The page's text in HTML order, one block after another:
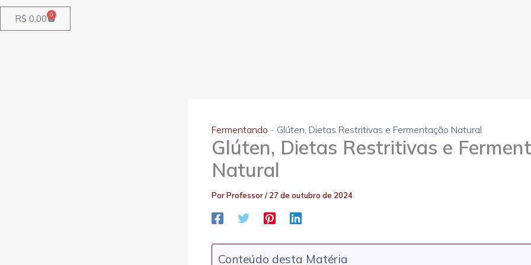
R$ 0,00 0
Carrinho
Fermentando - Glúten, Dietas Restritivas e Fermentação Natural
Glúten, Dietas Restritivas e
Natural
PorProfessor/ 27 de outubro de 2024
Conteúdo desta Matéria